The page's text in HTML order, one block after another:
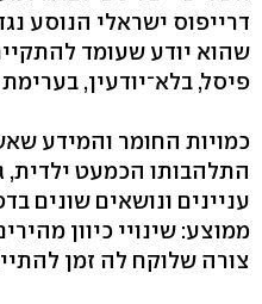
דרייפוס ישראלי הנוסע
שהוא יודע שעומד
פיסל, בלא־יודעין,
כמויות החומר והמידע
התלהבותו הכמעט ילדית,
עניינים ונושאים שונים
ממוצע: שינויי כיוון
צורה שלוקח לה זמן